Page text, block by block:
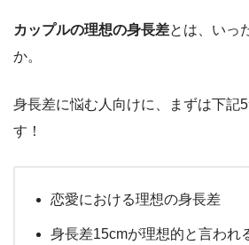
カップルの理想の身長差とは、いっ
か。
身長差に悩む人向けに、まずは下記
す！
恋愛における理想の身長差
身長差15cmが理想的と言われ